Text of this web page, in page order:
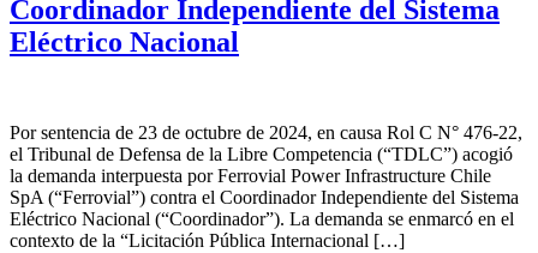
Coordinador Independiente del Sistema
Eléctrico Nacional
Por sentencia de 23 de octubre de 2024, en causa Rol C N° 476-22,
el Tribunal de Defensa de la Libre Competencia (“TDLC”) acogió
la demanda interpuesta por Ferrovial Power Infrastructure Chile
SpA (“Ferrovial”) contra el Coordinador Independiente del Sistema
Eléctrico Nacional (“Coordinador”). La demanda se enmarcó en el
contexto de la “Licitación Pública Internacional […]